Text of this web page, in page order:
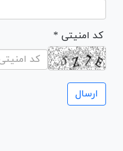
* کد امنیتی